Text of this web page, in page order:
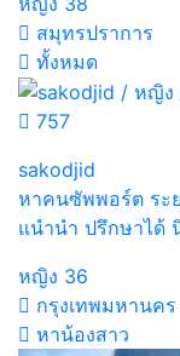
สมุทรปราการ
ทั้งหมด
757
sakodjid
หาคนซัพพอร์ต ระ
แนำนำ ปรึกษาได้
หญิง 36
กรุงเทพมหานคร
หาน้องสาว